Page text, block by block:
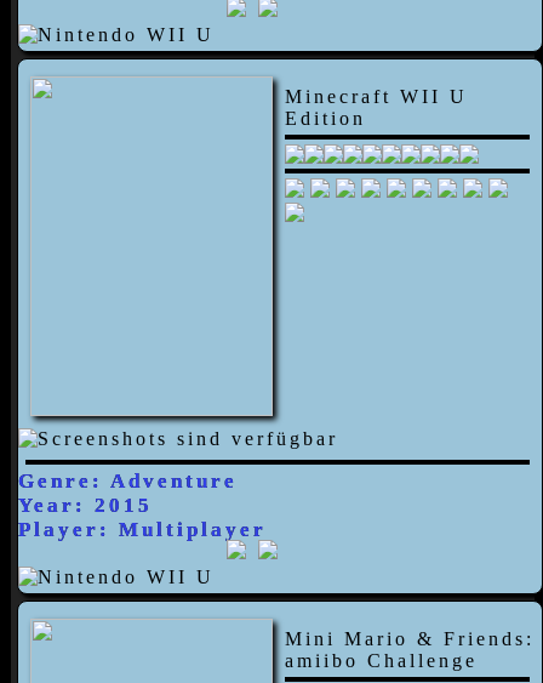
Minecraft WII U
Edition
Genre: Adventure
Year: 2015
Player: Multiplayer
Mini Mario & Friends:
amiibo Challenge